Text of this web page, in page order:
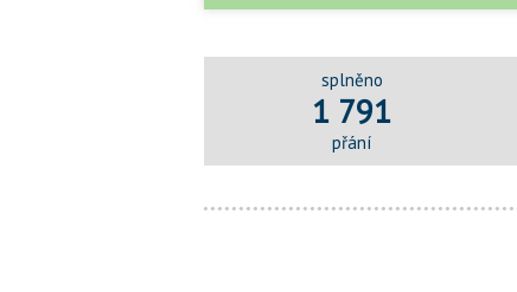
splněno
1 791
přání